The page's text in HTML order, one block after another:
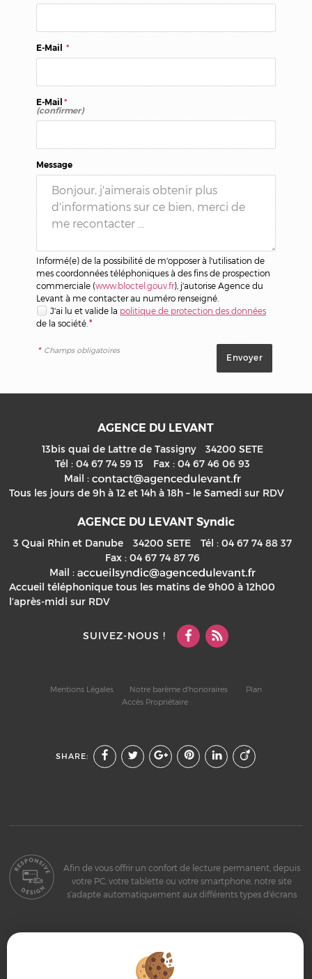
E-Mail *
E-Mail *
(confirmer)
Message
Informé(e) de la possibilité de m'opposer à l'utilisation de
mes coordonnées téléphoniques à des fins de prospection
commerciale (www.bloctel.gouv.fr), j'autorise Agence du
Levant à me contacter au numéro renseigné.
J'ai lu et valide la politique de protection des données
de la société. *
* Champs obligatoires
AGENCE DU LEVANT
13bis quai de Lattre de Tassigny 34200 SETE
Tél : 04 67 74 59 13 Fax : 04 67 46 06 93
Mail :
Tous les jours de 9h à 12 et 14h à 18h – le Samedi sur RDV
AGENCE DU LEVANT Syndic
3 Quai Rhin et Danube 34200 SETE Tél : 04 67 74 88 37
Fax : 04 67 74 87 76
Mail :
Accueil téléphonique tous les matins de 9h00 à 12h00
l’après-midi sur RDV
SUIVEZ-NOUS !
Mentions Légales Notre barème d'honoraires
Plan
Accès Propriétaire
SHARE:
Afin de vous offrir un confort de lecture permanent, depuis
votre PC, votre tablette ou votre smartphone, notre site
s’adapte automatiquement aux différents types d'écrans
Logiciel transaction
Création site immobilier